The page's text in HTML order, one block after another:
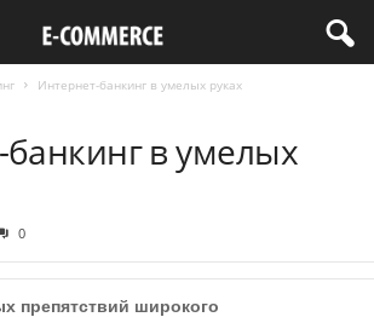
Интернет-банкинг в умелых руках
в умелых
0
препятствий широкого